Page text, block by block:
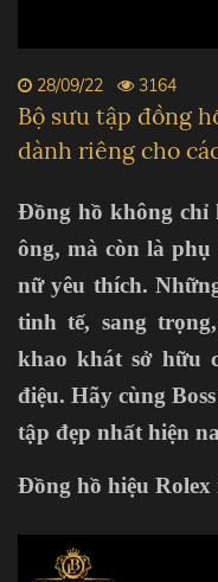
28/09/22 3164
Bộ sưu tập đồng
dành riêng cho
Đồng hồ không chỉ
ông, mà còn là
nữ yêu thích.
tinh tế, sang
khao khát sở hữu
điệu. Hãy cùng
tập đẹp nhất hiện
Đồng hồ hiệu Rolex